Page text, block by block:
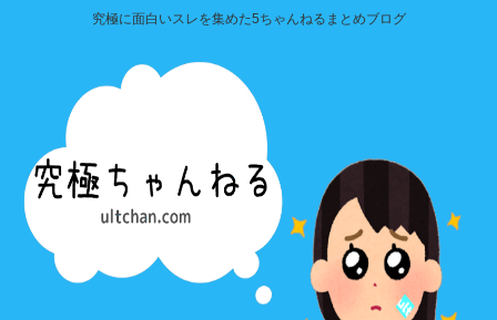
究極に面白いスレを集めた5ちゃんねるまとめブログ